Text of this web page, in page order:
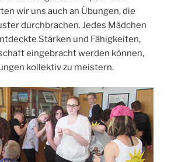
wir uns auch an Übungen, die
durchbrachen. Jedes Mädchen
Stärken und Fähigkeiten,
eingebracht werden können,
kollektiv zu meistern.